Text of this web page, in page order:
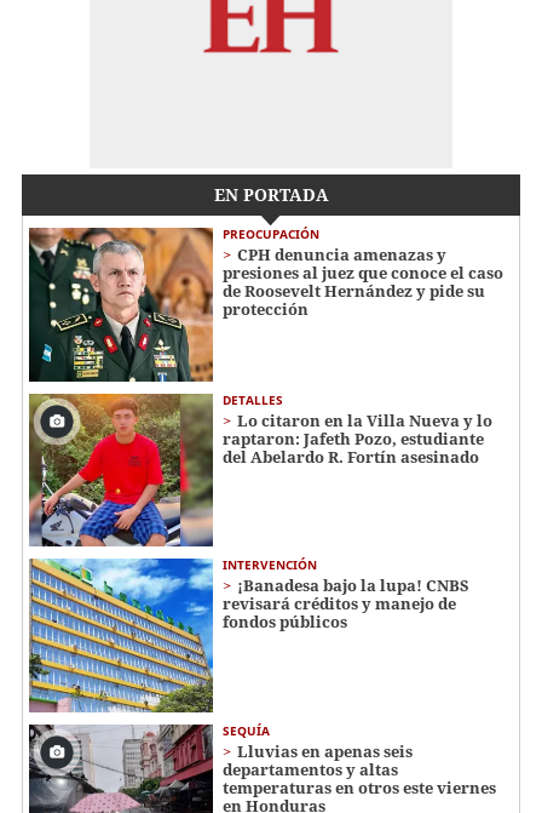
EN PORTADA
PREOCUPACIÓN
CPH denuncia amenazas y
presiones al juez que conoce el caso
de Roosevelt Hernández y pide su
protección
DETALLES
Lo citaron en la Villa Nueva y lo
raptaron: Jafeth Pozo, estudiante
del Abelardo R. Fortín asesinado
INTERVENCIÓN
¡Banadesa bajo la lupa! CNBS
revisará créditos y manejo de
fondos públicos
SEQUÍA
Lluvias en apenas seis
departamentos y altas
temperaturas en otros este viernes
en Honduras